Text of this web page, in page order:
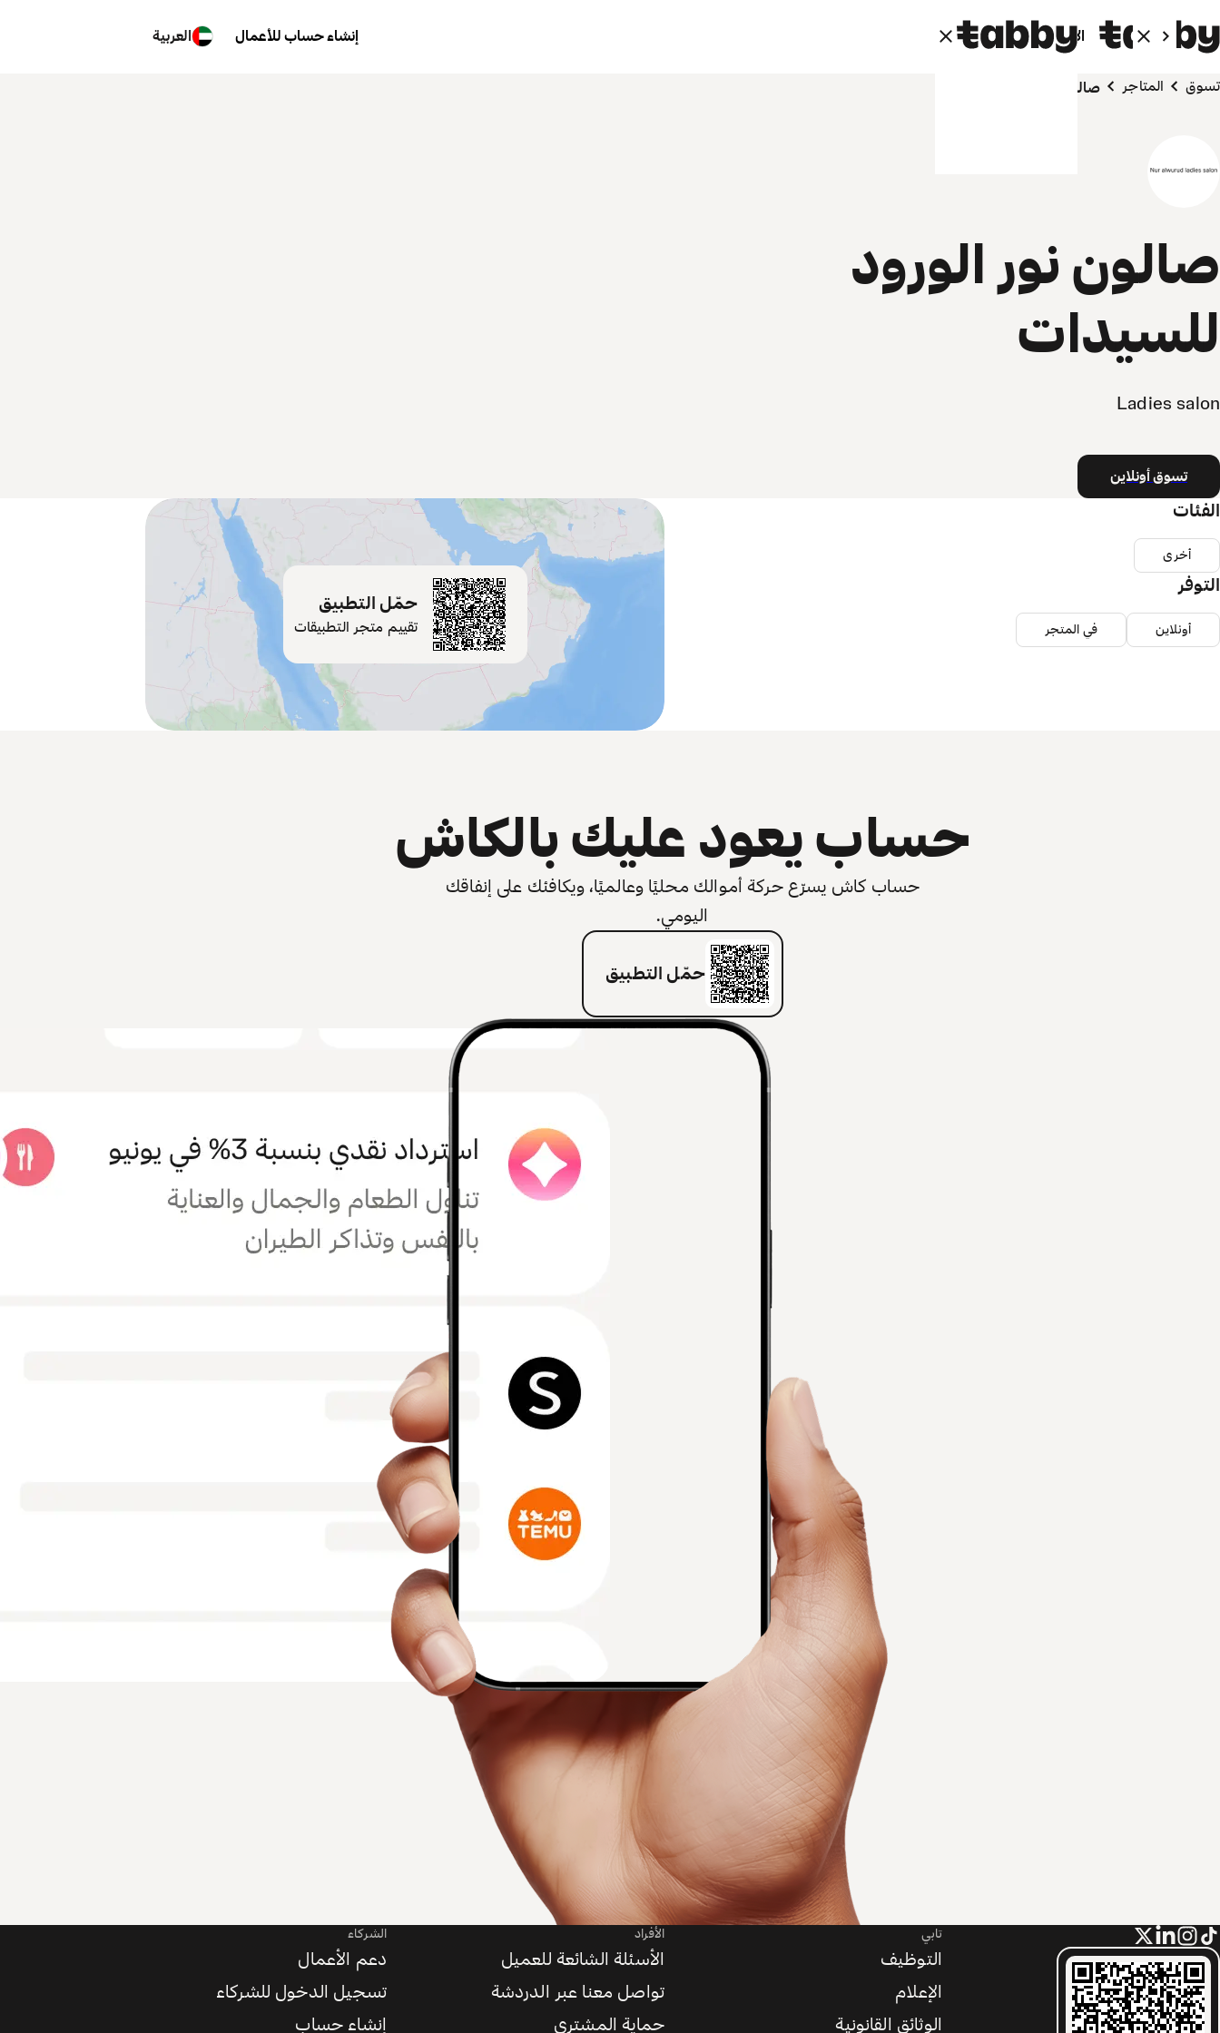
الأفراد الشركاء إنشاء حساب للأعمال العربية
تسوق المتاجر صالون نور الورود للسيدات
صالون نور الورود
للسيدات
Ladies salon
تسوق أونلاين
حمّل التطبيق
تقييم متجر التطبيقات
الفئات
أخرى
التوفر
أونلاين في المتجر
حساب يعود عليك بالكاش
حساب كاش يسرّع حركة أموالك محليًا وعالميًا، ويكافئك على إنفاقك
اليومي.
حمّل التطبيق
تابي
التوظيف
الإعلام
الوثائق القانونية
الأفراد
الأسئلة الشائعة للعميل
تواصل معنا عبر الدردشة
حماية المشتري
الشركاء
دعم الأعمال
تسجيل الدخول للشركاء
إنشاء حساب